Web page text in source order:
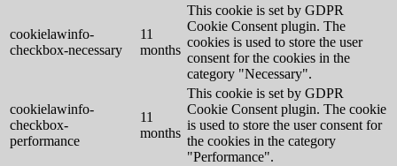
cookielawinfo-
checkbox-necessary
11
months
This cookie is set by GDPR
Cookie Consent plugin. The
cookies is used to store the user
consent for the cookies in the
category "Necessary".
cookielawinfo-
checkbox-
performance
11
months
This cookie is set by GDPR
Cookie Consent plugin. The cookie
is used to store the user consent for
the cookies in the category
"Performance".